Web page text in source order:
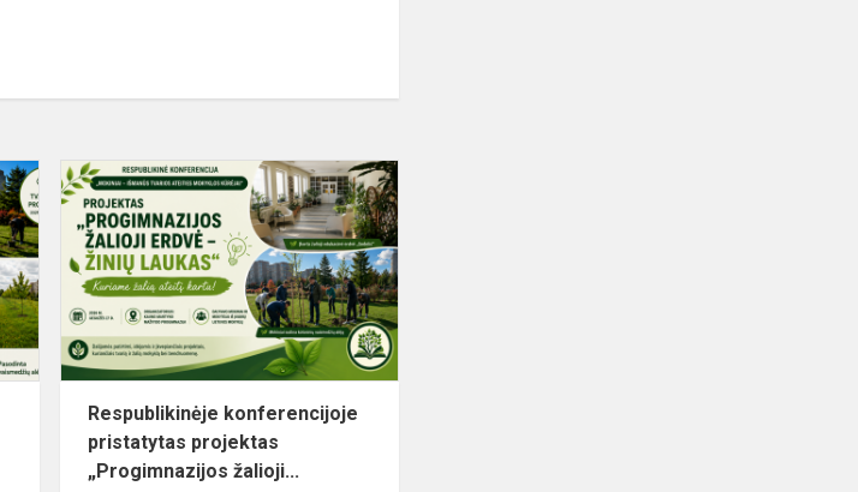
„Progimnazijos
žalioji
erdvė
–
žinių
laukas“:
ilgalaikiai
t...
konferencijoje
pristatytas
projektas
„Progim...
Respublikinėje konferencijoje
pristatytas projektas
„Progimnazijos žalioji...